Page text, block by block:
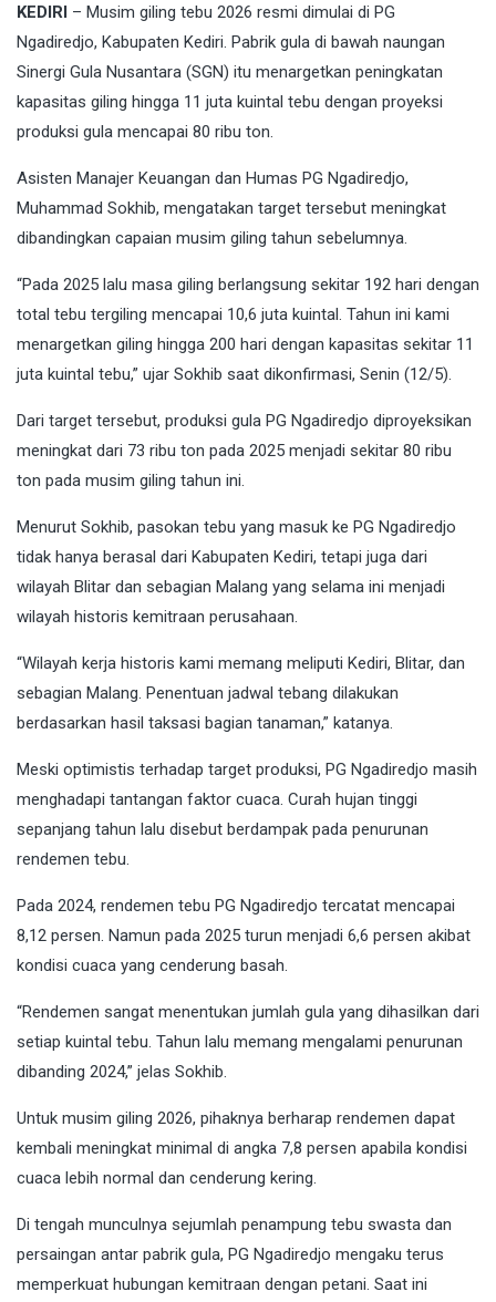
KEDIRI – Musim giling tebu 2026 resmi dimulai di PG
Ngadiredjo, Kabupaten Kediri. Pabrik gula di bawah naungan
Sinergi Gula Nusantara (SGN) itu menargetkan peningkatan
kapasitas giling hingga 11 juta kuintal tebu dengan proyeksi
produksi gula mencapai 80 ribu ton.
Asisten Manajer Keuangan dan Humas PG Ngadiredjo,
Muhammad Sokhib, mengatakan target tersebut meningkat
dibandingkan capaian musim giling tahun sebelumnya.
“Pada 2025 lalu masa giling berlangsung sekitar 192 hari dengan
total tebu tergiling mencapai 10,6 juta kuintal. Tahun ini kami
menargetkan giling hingga 200 hari dengan kapasitas sekitar 11
juta kuintal tebu,” ujar Sokhib saat dikonfirmasi, Senin (12/5).
Dari target tersebut, produksi gula PG Ngadiredjo diproyeksikan
meningkat dari 73 ribu ton pada 2025 menjadi sekitar 80 ribu
ton pada musim giling tahun ini.
Menurut Sokhib, pasokan tebu yang masuk ke PG Ngadiredjo
tidak hanya berasal dari Kabupaten Kediri, tetapi juga dari
wilayah Blitar dan sebagian Malang yang selama ini menjadi
wilayah historis kemitraan perusahaan.
“Wilayah kerja historis kami memang meliputi Kediri, Blitar, dan
sebagian Malang. Penentuan jadwal tebang dilakukan
berdasarkan hasil taksasi bagian tanaman,” katanya.
Meski optimistis terhadap target produksi, PG Ngadiredjo masih
menghadapi tantangan faktor cuaca. Curah hujan tinggi
sepanjang tahun lalu disebut berdampak pada penurunan
rendemen tebu.
Pada 2024, rendemen tebu PG Ngadiredjo tercatat mencapai
8,12 persen. Namun pada 2025 turun menjadi 6,6 persen akibat
kondisi cuaca yang cenderung basah.
“Rendemen sangat menentukan jumlah gula yang dihasilkan dari
setiap kuintal tebu. Tahun lalu memang mengalami penurunan
dibanding 2024,” jelas Sokhib.
Untuk musim giling 2026, pihaknya berharap rendemen dapat
kembali meningkat minimal di angka 7,8 persen apabila kondisi
cuaca lebih normal dan cenderung kering.
Di tengah munculnya sejumlah penampung tebu swasta dan
persaingan antar pabrik gula, PG Ngadiredjo mengaku terus
memperkuat hubungan kemitraan dengan petani. Saat ini